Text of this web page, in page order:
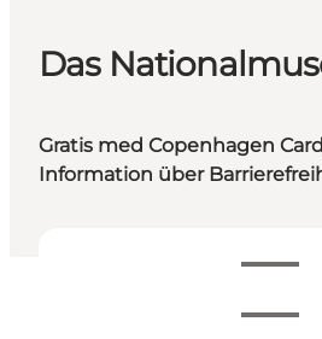
Das
Gratis med Copenhagen Card
Information über
Öffnungszeiten anzeigen